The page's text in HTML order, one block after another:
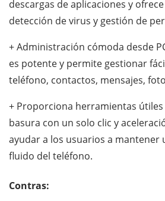
descargas de aplicaciones y
detección de virus y gestión de
+ Administración cómoda desde
es potente y permite gestionar
teléfono, contactos, mensajes,
+ Proporciona herramientas
basura con un solo clic y
ayudar a los usuarios a mantener
fluido del teléfono.
Contras: